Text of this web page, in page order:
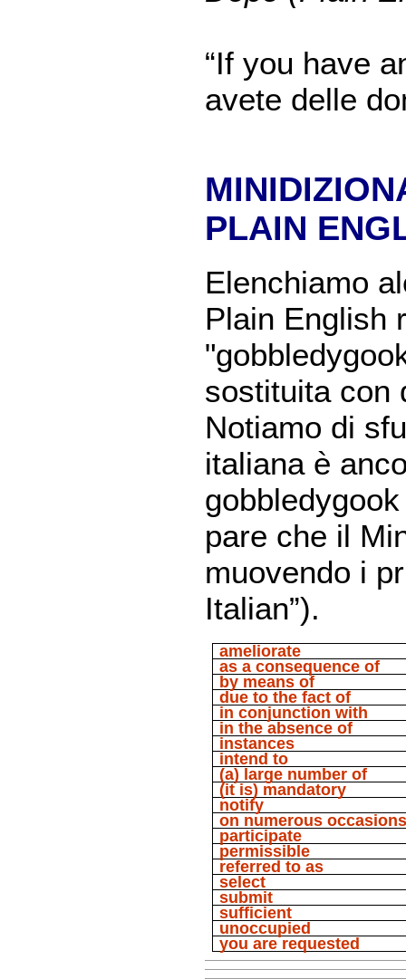
“If you have
avete delle
PLAIN
Elenchiamo
Plain English
sostituita con
Notiamo di
italiana è
pare che il
muovendo i
Italian”).
ameliorate
as a consequence of
by means of
due to the fact of
in conjunction with
in the absence of
instances
intend to
(a) large number of
(it is) mandatory
notify
on numerous occasions
participate
permissible
referred to as
select
submit
sufficient
unoccupied
you are requested